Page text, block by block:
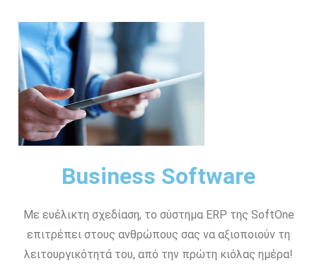
Business Software
Με ευέλικτη σχεδίαση, το σύστημα ERP της SoftOne
επιτρέπει στους ανθρώπους σας να αξιοποιούν τη
λειτουργικότητά του, από την πρώτη κιόλας ημέρα!